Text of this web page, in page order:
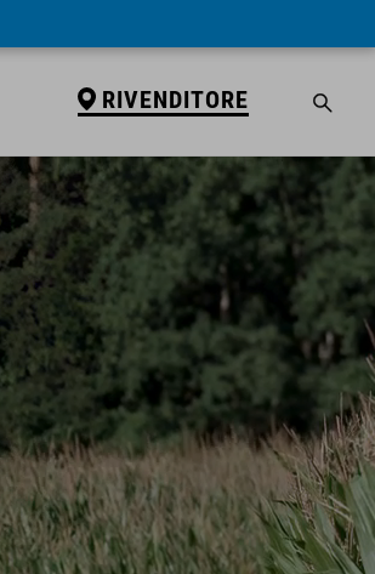
RIVENDITORE